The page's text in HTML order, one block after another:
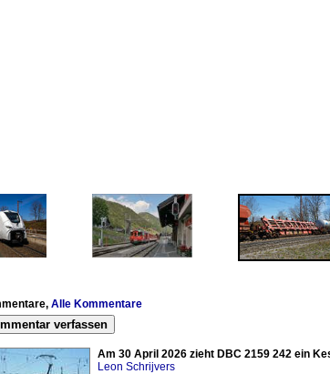
Alle Kommentare
verfassen
Am 30 April 2026 zieht DBC 2159 242 ein
Leon Schrijvers